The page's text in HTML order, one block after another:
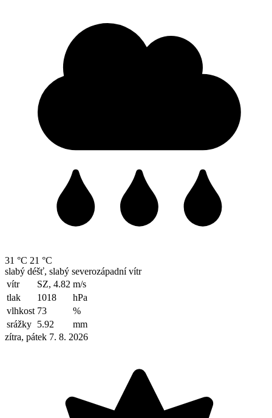
31 °C 21 °C
slabý déšť, slabý severozápadní vítr
vítr
SZ, 4.82 m/s
tlak
1018
hPa
vlhkost 73
%
srážky 5.92
mm
zítra, pátek 7. 8. 2026